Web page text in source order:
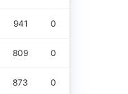
941 0
809 0
873 0